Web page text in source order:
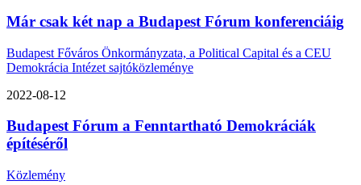
Már csak két nap a Budapest Fórum konferenciáig
Budapest Főváros Önkormányzata, a Political Capital és a CEU
Demokrácia Intézet sajtóközleménye
2022-08-12
Budapest Fórum a Fenntartható Demokráciák
építéséről
Közlemény